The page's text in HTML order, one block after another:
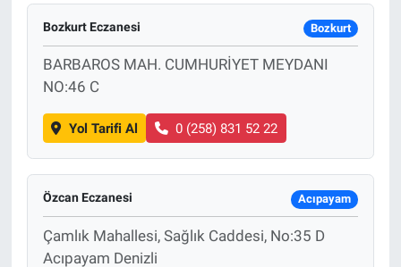
Bozkurt Eczanesi Bozkurt
BARBAROS MAH. CUMHURİYET MEYDANI
NO:46 C
Yol Tarifi Al 0 (258) 831 52 22
Özcan Eczanesi Acıpayam
Çamlık Mahallesi, Sağlık Caddesi, No:35 D
Acıpayam Denizli